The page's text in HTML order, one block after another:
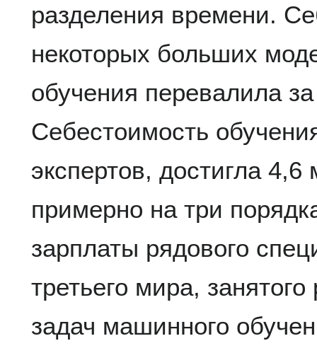
разделения времени.
некоторых больших
обучения перевалила
Себестоимость
экспертов, достигла
примерно на три
зарплаты рядового
третьего мира,
задач машинного